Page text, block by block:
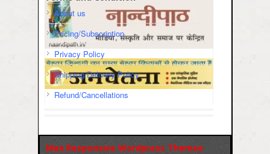
About us
Pricing/Subscription
Privacy Policy
Shipping/Delivery Policy
Refund/Cancellations
Max Responsive Wordpress Themse